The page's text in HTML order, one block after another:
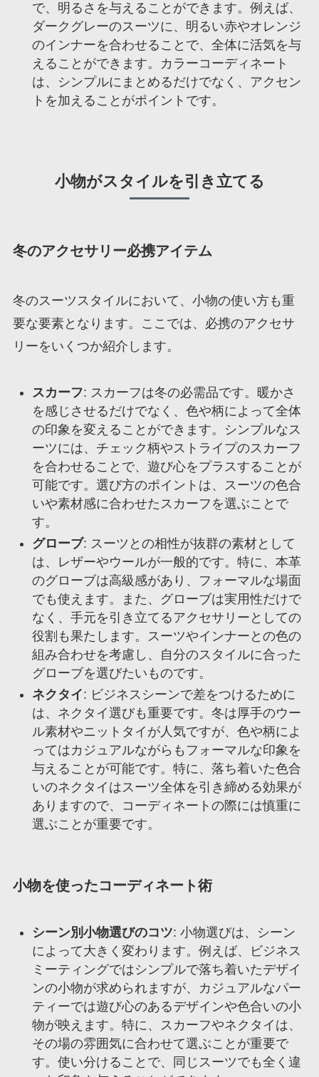
で、明るさを与えることができます。例えば、
ダークグレーのスーツに、明るい赤やオレンジ
のインナーを合わせることで、全体に活気を与
えることができます。カラーコーディネート
は、シンプルにまとめるだけでなく、アクセン
トを加えることがポイントです。
小物がスタイルを引き立てる
冬のアクセサリー必携アイテム
冬のスーツスタイルにおいて、小物の使い方も重
要な要素となります。ここでは、必携のアクセサ
リーをいくつか紹介します。
スカーフ: スカーフは冬の必需品です。暖かさ
を感じさせるだけでなく、色や柄によって全体
の印象を変えることができます。シンプルなス
ーツには、チェック柄やストライプのスカーフ
を合わせることで、遊び心をプラスすることが
可能です。選び方のポイントは、スーツの色合
いや素材感に合わせたスカーフを選ぶことで
す。
グローブ: スーツとの相性が抜群の素材として
は、レザーやウールが一般的です。特に、本革
のグローブは高級感があり、フォーマルな場面
でも使えます。また、グローブは実用性だけで
なく、手元を引き立てるアクセサリーとしての
役割も果たします。スーツやインナーとの色の
組み合わせを考慮し、自分のスタイルに合った
グローブを選びたいものです。
ネクタイ: ビジネスシーンで差をつけるために
は、ネクタイ選びも重要です。冬は厚手のウー
ル素材やニットタイが人気ですが、色や柄によ
ってはカジュアルながらもフォーマルな印象を
与えることが可能です。特に、落ち着いた色合
いのネクタイはスーツ全体を引き締める効果が
ありますので、コーディネートの際には慎重に
選ぶことが重要です。
小物を使ったコーディネート術
シーン別小物選びのコツ: 小物選びは、シーン
によって大きく変わります。例えば、ビジネス
ミーティングではシンプルで落ち着いたデザイ
ンの小物が求められますが、カジュアルなパー
ティーでは遊び心のあるデザインや色合いの小
物が映えます。特に、スカーフやネクタイは、
その場の雰囲気に合わせて選ぶことが重要で
す。使い分けることで、同じスーツでも全く違